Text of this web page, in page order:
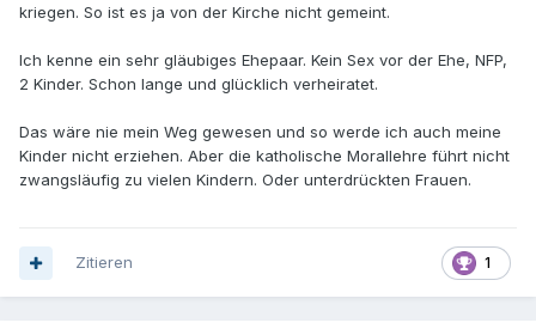
kriegen. So ist es ja von der Kirche nicht gemeint.
Ich kenne ein sehr gläubiges Ehepaar. Kein Sex vor der Ehe, NFP,
2 Kinder. Schon lange und glücklich verheiratet.
Das wäre nie mein Weg gewesen und so werde ich auch meine
Kinder nicht erziehen. Aber die katholische Morallehre führt nicht
zwangsläufig zu vielen Kindern. Oder unterdrückten Frauen.
1
Zitieren